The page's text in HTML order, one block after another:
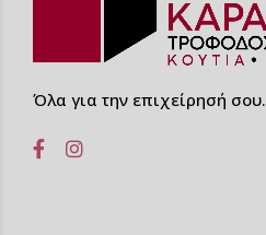
Όλα για την επιχείρησή σου.